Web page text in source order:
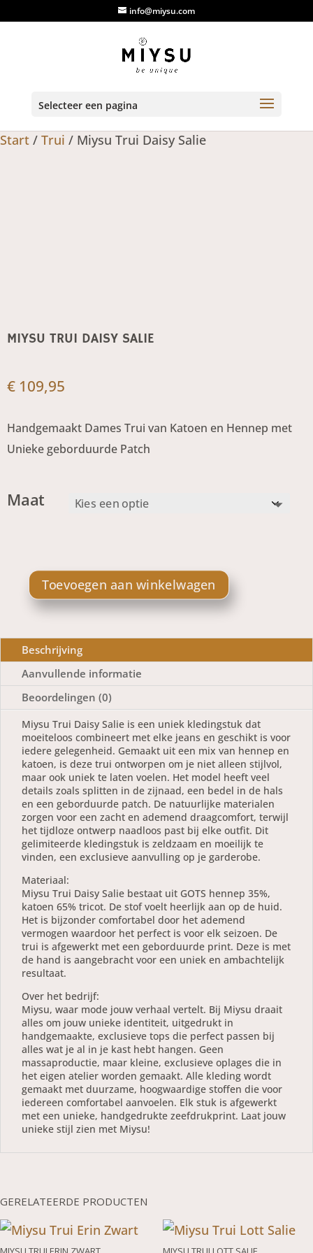
info@miysu.com
Selecteer een pagina
Start / Trui / Miysu Trui Daisy Salie
MIYSU TRUI DAISY SALIE
€ 109,95
Handgemaakt Dames Trui van Katoen en Hennep met
Unieke geborduurde Patch
Maat
Toevoegen aan winkelwagen
Beschrijving
Aanvullende informatie
Beoordelingen (0)
Miysu Trui Daisy Salie is een uniek kledingstuk dat
moeiteloos combineert met elke jeans en geschikt is voor
iedere gelegenheid. Gemaakt uit een mix van hennep en
katoen, is deze trui ontworpen om je niet alleen stijlvol,
maar ook uniek te laten voelen. Het model heeft veel
details zoals splitten in de zijnaad, een bedel in de hals
en een geborduurde patch. De natuurlijke materialen
zorgen voor een zacht en ademend draagcomfort, terwijl
het tijdloze ontwerp naadloos past bij elke outfit. Dit
gelimiteerde kledingstuk is zeldzaam en moeilijk te
vinden, een exclusieve aanvulling op je garderobe.
Materiaal:
Miysu Trui Daisy Salie bestaat uit GOTS hennep 35%,
katoen 65% tricot. De stof voelt heerlijk aan op de huid.
Het is bijzonder comfortabel door het ademend
vermogen waardoor het perfect is voor elk seizoen. De
trui is afgewerkt met een geborduurde print. Deze is met
de hand is aangebracht voor een uniek en ambachtelijk
resultaat.
Over het bedrijf:
Miysu, waar mode jouw verhaal vertelt. Bij Miysu draait
alles om jouw unieke identiteit, uitgedrukt in
handgemaakte, exclusieve tops die perfect passen bij
alles wat je al in je kast hebt hangen. Geen
massaproductie, maar kleine, exclusieve oplages die in
het eigen atelier worden gemaakt. Alle kleding wordt
gemaakt met duurzame, hoogwaardige stoffen die voor
iedereen comfortabel aanvoelen. Elk stuk is afgewerkt
met een unieke, handgedrukte zeefdrukprint. Laat jouw
unieke stijl zien met Miysu!
GERELATEERDE PRODUCTEN